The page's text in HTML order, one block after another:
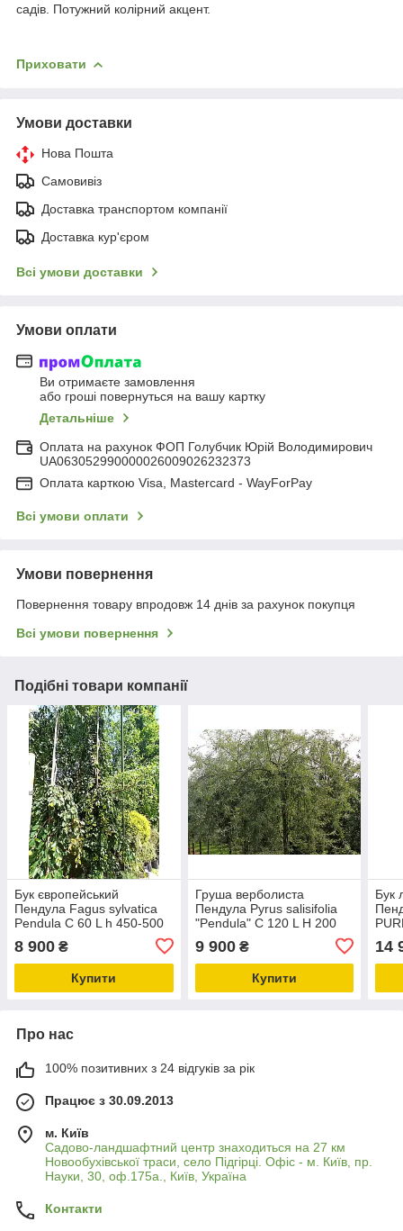
садів. Потужний колірний акцент.
Приховати
Умови доставки
Нова Пошта
Самовивіз
Доставка транспортом компанії
Доставка кур'єром
Всі умови доставки
Умови оплати
Ви отримаєте замовлення
або гроші повернуться на вашу картку
Детальніше
Оплата на рахунок ФОП Голубчик Юрій Володимирович
UA063052990000026009026232373
Оплата карткою Visa, Mastercard - WayForPay
Всі умови оплати
Умови повернення
Повернення товару впродовж 14 днів за рахунок покупця
Всі умови повернення
Подібні товари компанії
Бук європейський
Пендула Fagus sylvatica
Pendula C 60 L h 450-500
8 900 ₴
Купити
Груша верболиста
Пендула Pyrus salisifolia
"Pendula" С 120 L H 200
9 900₴
Купити
Бук
14
Про нас
100% позитивних з 24 відгуків за рік
Працює з 30.09.2013
м. Київ
Садово-ландшафтний центр знаходиться на 27 км
Новообухівської траси, село Підгірці. Офіс - м. Київ, пр.
Науки, 30, оф.175а., Київ, Україна
Контакти